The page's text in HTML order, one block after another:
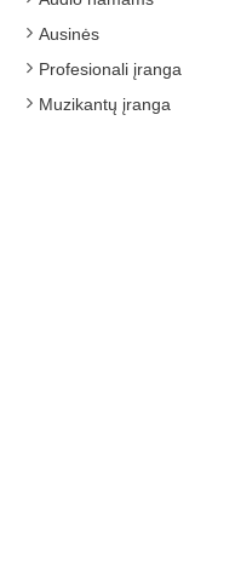
Ausinės
Profesionali įranga
Muzikantų įranga